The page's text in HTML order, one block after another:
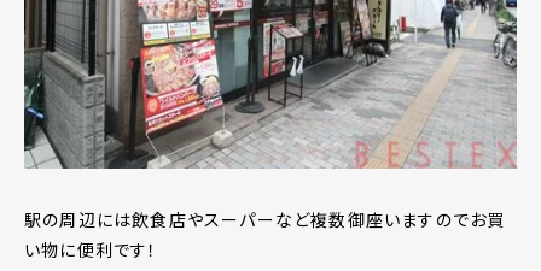
駅の周辺には飲食店やスーパーなど複数御座いますのでお買
い物に便利です！